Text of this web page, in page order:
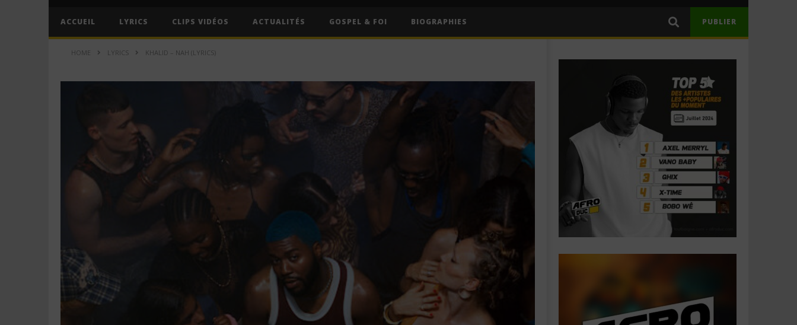
ACCUEIL LYRICS CLIPS VIDÉOS ACTUALITÉS GOSPEL & FOI BIOGRAPHIES PUBLIER
HOME LYRICS KHALID – NAH (LYRICS)